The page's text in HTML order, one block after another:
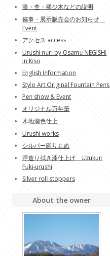
漆・杢・稀少木などの説明
催事・展示販売会のお知らせ
Event
アクセス access
Urushi nuri by Osamu NEGISHI
in Kiso
English Information
Stylo Art Original Fountain Pens
Pen show & Event
オリジナル万年筆
木地溜色仕上
Urushi works
シルバー廻り止め
浮造り拭き漆仕上げ Uzukuri
Fuki-urushi
Silver roll stoppers
About the owner